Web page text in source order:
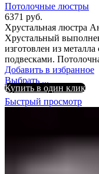
Потолочные люстры
6371 руб.
Хрустальная люстра
Хрустальный
изготовлен из
подвесками.
Добавить в избранное
Выбрать ...
Купить в один клик
Быстрый просмотр